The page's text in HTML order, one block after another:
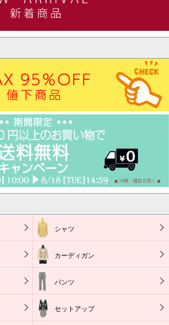
シャツ
カーディガン
パンツ
セットアップ